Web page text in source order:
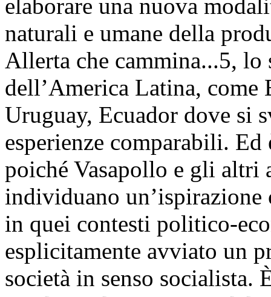
elaborare una nuova
naturali e umane della
Allerta che cammina...5, lo
dell’America Latina, come
Uruguay, Ecuador dove si
esperienze comparabili.
poiché Vasapollo e gli
individuano un’ispirazione
in quei contesti politico-
esplicitamente avviato un
società in senso socialista.